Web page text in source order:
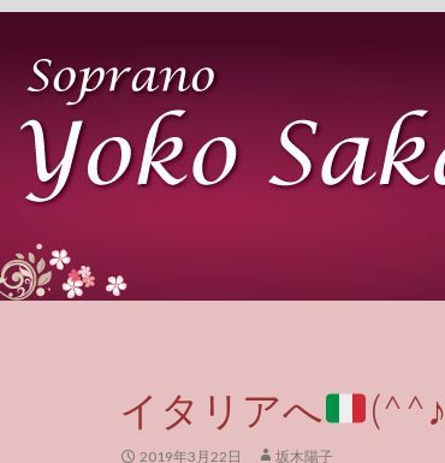
イタリアへ (^^♪
2019年3月22日 坂木陽子